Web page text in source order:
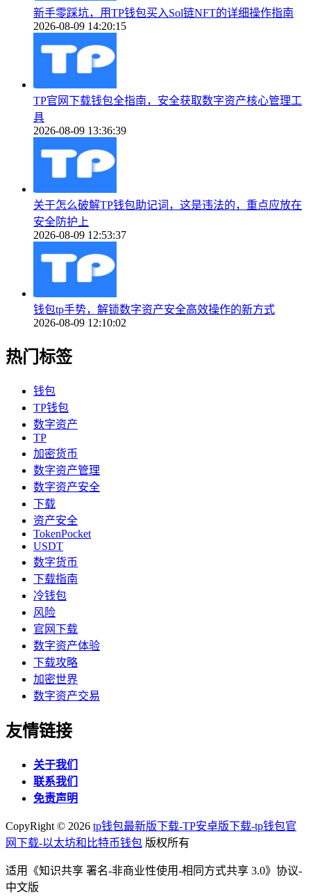
新手零踩坑，用TP钱包买入Sol链NFT的详细操作指南
2026-08-09 14:20:15
TP官网下载钱包全指南，安全获取数字资产核心管理工
具
2026-08-09 13:36:39
关于怎么破解TP钱包助记词，这是违法的，重点应放在
安全防护上
2026-08-09 12:53:37
钱包tp手势，解锁数字资产安全高效操作的新方式
2026-08-09 12:10:02
热门标签
钱包
TP钱包
数字资产
TP
加密货币
数字资产管理
数字资产安全
下载
资产安全
TokenPocket
USDT
数字货币
下载指南
冷钱包
风险
官网下载
数字资产体验
下载攻略
加密世界
数字资产交易
友情链接
关于我们
联系我们
免责声明
CopyRight © 2026 tp钱包最新版下载-TP安卓版下载-tp钱包官
网下载-以太坊和比特币钱包 版权所有
适用《知识共享 署名-非商业性使用-相同方式共享 3.0》协议-
中文版